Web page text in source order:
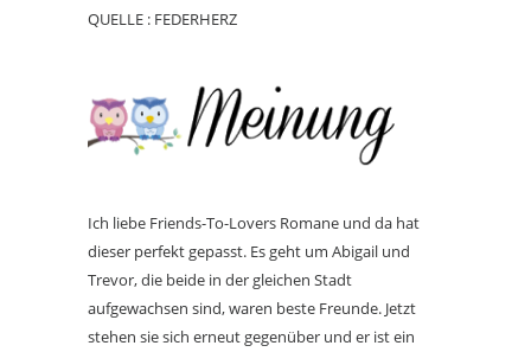
QUELLE : FEDERHERZ
Ich liebe Friends-To-Lovers Romane und da hat
dieser perfekt gepasst. Es geht um Abigail und
Trevor, die beide in der gleichen Stadt
aufgewachsen sind, waren beste Freunde. Jetzt
stehen sie sich erneut gegenüber und er ist ein